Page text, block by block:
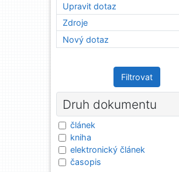
Upravit dotaz
Zdroje
Nový dotaz
Filtrovat
Druh dokumentu
článek
kniha
elektronický článek
časopis